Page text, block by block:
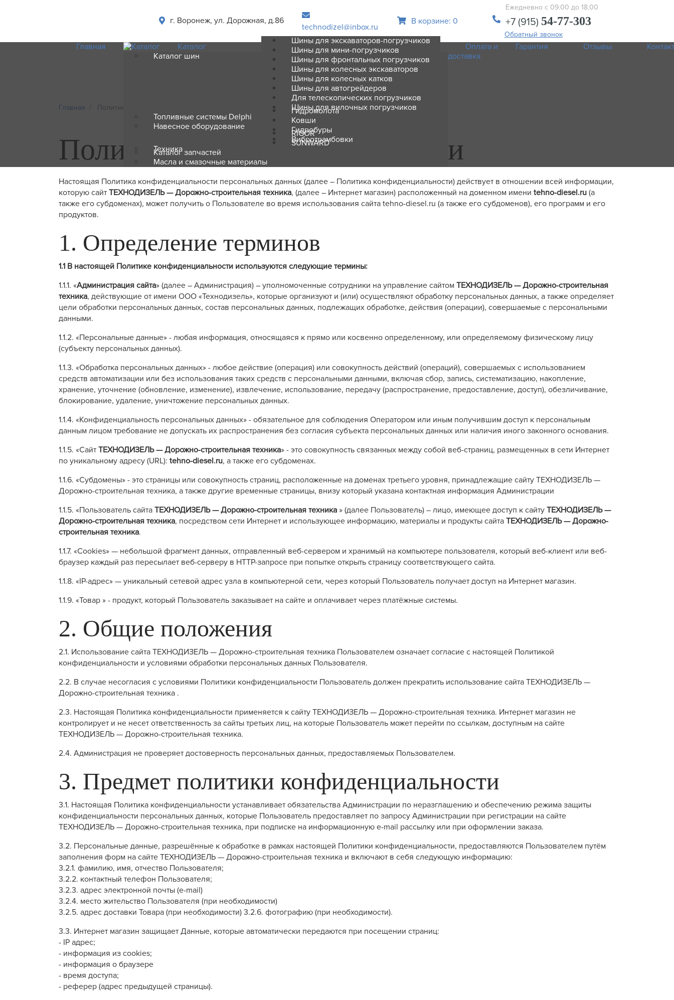
г. Воронеж, ул. Дорожная, д.86
technodizel@inbox.ru
В корзине: 0
Ежедневно с 09.00 до 18.00
+7 (915) 54-77-303
Обратный звонок
Главная
Каталог
Каталог шин
Шины для экскаваторов-погрузчиков
Шины для мини-погрузчиков
Шины для фронтальных погрузчиков
Шины для колесных экскаваторов
Шины для колесных катков
Шины для автогрейдеров
Для телескопических погрузчиков
Шины для вилочных погрузчиков
Топливные системы Delphi
Навесное оборудование
Гидромолота
Ковши
Гидробуры
Вибротрамбовки
Техника
RIGOR
SUNWARD
Каталог запчастей
Масла и смазочные материалы
Оплата и
доставка
Гарантия Отзывы
Главная Политика конфиденциальности
Политика конфиденциальности
Настоящая Политика конфиденциальности персональных данных (далее – Политика конфиденциальности) действует в отношении всей информации,
которую сайт ТЕХНОДИЗЕЛЬ — Дорожно-строительная техника, (далее – Интернет магазин) расположенный на доменном имени tehno-diesel.ru (а
также его субдоменах), может получить о Пользователе во время использования сайта tehno-diesel.ru (а также его субдоменов), его программ и его
продуктов.
1. Определение терминов
1.1 В настоящей Политике конфиденциальности используются следующие термины:
1.1.1. «Администрация сайта» (далее – Администрация) – уполномоченные сотрудники на управление сайтом ТЕХНОДИЗЕЛЬ — Дорожно-строительная
техника, действующие от имени ООО «Технодизель», которые организуют и (или) осуществляют обработку персональных данных, а также определяет
цели обработки персональных данных, состав персональных данных, подлежащих обработке, действия (операции), совершаемые с персональными
данными.
1.1.2. «Персональные данные» - любая информация, относящаяся к прямо или косвенно определенному, или определяемому физическому лицу
(субъекту персональных данных).
1.1.3. «Обработка персональных данных» - любое действие (операция) или совокупность действий (операций), совершаемых с использованием
средств автоматизации или без использования таких средств с персональными данными, включая сбор, запись, систематизацию, накопление,
хранение, уточнение (обновление, изменение), извлечение, использование, передачу (распространение, предоставление, доступ), обезличивание,
блокирование, удаление, уничтожение персональных данных.
1.1.4. «Конфиденциальность персональных данных» - обязательное для соблюдения Оператором или иным получившим доступ к персональным
данным лицом требование не допускать их распространения без согласия субъекта персональных данных или наличия иного законного основания.
1.1.5. «Сайт ТЕХНОДИЗЕЛЬ — Дорожно-строительная техника» - это совокупность связанных между собой веб-страниц, размещенных в сети Интернет
по уникальному адресу (URL): tehno-diesel.ru, а также его субдоменах.
1.1.6. «Субдомены» - это страницы или совокупность страниц, расположенные на доменах третьего уровня, принадлежащие сайту ТЕХНОДИЗЕЛЬ —
Дорожно-строительная техника, а также другие временные страницы, внизу который указана контактная информация Администрации
1.1.5. «Пользователь сайта ТЕХНОДИЗЕЛЬ — Дорожно-строительная техника » (далее Пользователь) – лицо, имеющее доступ к сайту ТЕХНОДИЗЕЛЬ —
Дорожно-строительная техника, посредством сети Интернет и использующее информацию, материалы и продукты сайта ТЕХНОДИЗЕЛЬ — Дорожно-
строительная техника.
1.1.7. «Cookies» — небольшой фрагмент данных, отправленный веб-сервером и хранимый на компьютере пользователя, который веб-клиент или веб-
браузер каждый раз пересылает веб-серверу в HTTP-запросе при попытке открыть страницу соответствующего сайта.
1.1.8. «IP-адрес» — уникальный сетевой адрес узла в компьютерной сети, через который Пользователь получает доступ на Интернет магазин.
1.1.9. «Товар » - продукт, который Пользователь заказывает на сайте и оплачивает через платёжные системы.
2. Общие положения
2.1. Использование сайта ТЕХНОДИЗЕЛЬ — Дорожно-строительная техника Пользователем означает согласие с настоящей Политикой
конфиденциальности и условиями обработки персональных данных Пользователя.
2.2. В случае несогласия с условиями Политики конфиденциальности Пользователь должен прекратить использование сайта ТЕХНОДИЗЕЛЬ —
Дорожно-строительная техника .
2.3. Настоящая Политика конфиденциальности применяется к сайту ТЕХНОДИЗЕЛЬ — Дорожно-строительная техника. Интернет магазин не
контролирует и не несет ответственность за сайты третьих лиц, на которые Пользователь может перейти по ссылкам, доступным на сайте
ТЕХНОДИЗЕЛЬ — Дорожно-строительная техника.
2.4. Администрация не проверяет достоверность персональных данных, предоставляемых Пользователем.
3. Предмет политики конфиденциальности
3.1. Настоящая Политика конфиденциальности устанавливает обязательства Администрации по неразглашению и обеспечению режима защиты
конфиденциальности персональных данных, которые Пользователь предоставляет по запросу Администрации при регистрации на сайте
ТЕХНОДИЗЕЛЬ — Дорожно-строительная техника, при подписке на информационную e-mail рассылку или при оформлении заказа.
3.2. Персональные данные, разрешённые к обработке в рамках настоящей Политики конфиденциальности, предоставляются Пользователем путём
заполнения форм на сайте ТЕХНОДИЗЕЛЬ — Дорожно-строительная техника и включают в себя следующую информацию:
3.2.1. фамилию, имя, отчество Пользователя;
3.2.2. контактный телефон Пользователя;
3.2.3. адрес электронной почты (e-mail)
3.2.4. место жительство Пользователя (при необходимости)
3.2.5. адрес доставки Товара (при необходимости) 3.2.6. фотографию (при необходимости).
3.3. Интернет магазин защищает Данные, которые автоматически передаются при посещении страниц:
- IP адрес;
- информация из cookies;
- информация о браузере
- время доступа;
- реферер (адрес предыдущей страницы).